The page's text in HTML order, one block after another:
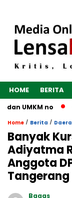
HOME BERITA
UMKM no
Home / Berita /
Banyak
Adiyatma
Anggota
Tangerang
Bagas